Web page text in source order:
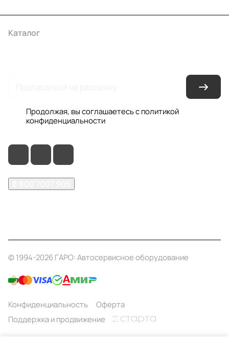
Каталог
Продолжая, вы соглашаетесь с политикой
конфиденциальности
© 1994-2026 ГАРО: Автосервисное оборудование
Конфиденциальность
Оферта
Поддержка и продвижение